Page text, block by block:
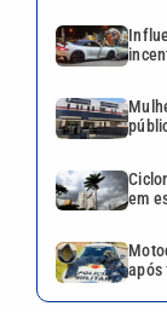
VTV é afiliada
SBT na Região